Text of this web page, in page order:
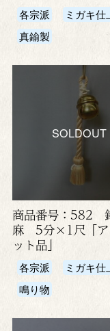
各宗派
ミガキ仕
真鍮製
SOLDOUT
商品番号：582
麻 5分×1尺「ア
ット品」
各宗派
ミガキ仕
鳴り物